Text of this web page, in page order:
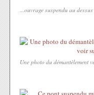
...ouvrage suspendu au
Une photo du